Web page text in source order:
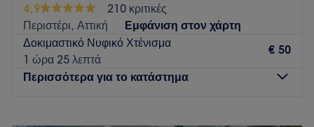
4,9
210 κριτικές
Περιστέρι, Αττική
Εμφάνιση στον χάρτη
Δοκιμαστικό Νυφικό Χτένισμα
1 ώρα 25 λεπτά
€ 50
Περισσότερα για το κατάστημα